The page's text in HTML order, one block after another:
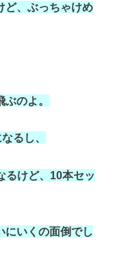
ど、ぶっちゃけめ
のよ。
るし、
けど、10本セッ
にいくの面倒でし